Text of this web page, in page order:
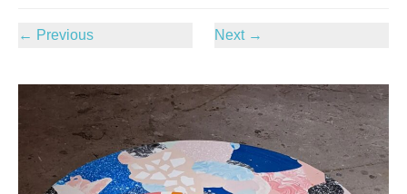
← Previous Next →